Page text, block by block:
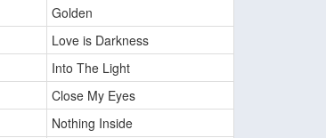
Golden
Love is Darkness
Into The Light
Close My Eyes
Nothing Inside